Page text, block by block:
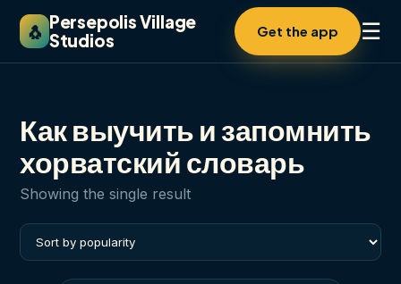
🐧 Persepolis Village
Studios
Get the app ☰
Как выучить и запомнить
хорватский словарь
Showing the single result